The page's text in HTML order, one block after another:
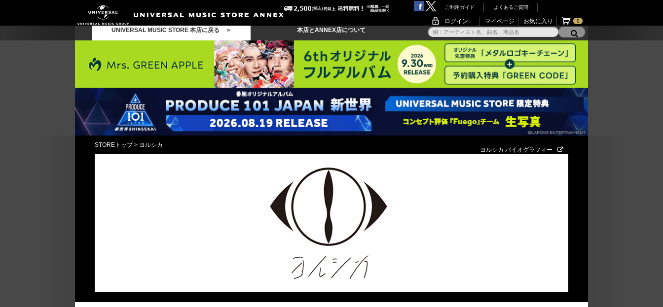
ご利用ガイド よくあるご質問
ログイン マイページ お気に入り 0
UNIVERSAL MUSIC STORE 本店に戻る ＞ 本店とANNEX店について
STOREトップ> ヨルシカ
ヨルシカ バイオグラフィー